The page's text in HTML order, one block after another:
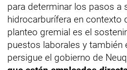
para determinar los pasos a
hidrocarburífera en contexto
planteo gremial es el
puestos laborales y también
persigue el gobierno de